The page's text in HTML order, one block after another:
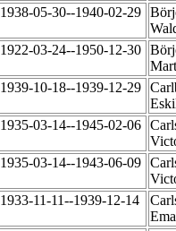
1938-05-30--1940-02-29
1922-03-24--1950-12-30
1939-10-18--1939-12-29
1935-03-14--1945-02-06
1935-03-14--1943-06-09
1933-11-11--1939-12-14